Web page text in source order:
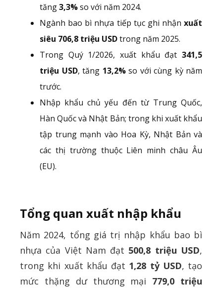
tăng3,3%so với năm 2024.
Ngành bao bì nhựa tiếp tục ghi nhận xuất
siêu 706,8 triệu USDtrong năm 2025.
Trong Quý 1/2026, xuất khẩu đạt 341,5
triệu USD, tăng 13,2%so với cùng kỳ năm
trước.
Nhập khẩu chủ yếu đến từ Trung Quốc,
Hàn Quốc và Nhật Bản; trong khi xuất khẩu
tập trung mạnh vào Hoa Kỳ, Nhật Bản và
các thị trường thuộc Liên minh châu Âu
(EU).
Tổng quan xuất nhập khẩu
Năm 2024, tổng giá trị nhập khẩu bao bì
nhựa của Việt Nam đạt 500,8 triệu USD,
trong khi xuất khẩu đạt 1,28 tỷ USD, tạo
mức thặng dư thương mại 779,0 triệu